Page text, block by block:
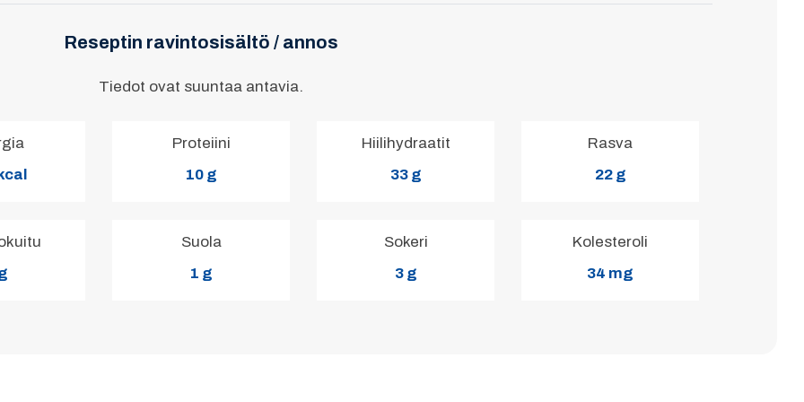
Reseptin ravintosisältö / annos
Tiedot ovat suuntaa antavia.
Proteiini
10 g
Hiilihydraatit
33 g
Rasva
22 g
Suola
1 g
Sokeri
3 g
Kolesteroli
34 mg